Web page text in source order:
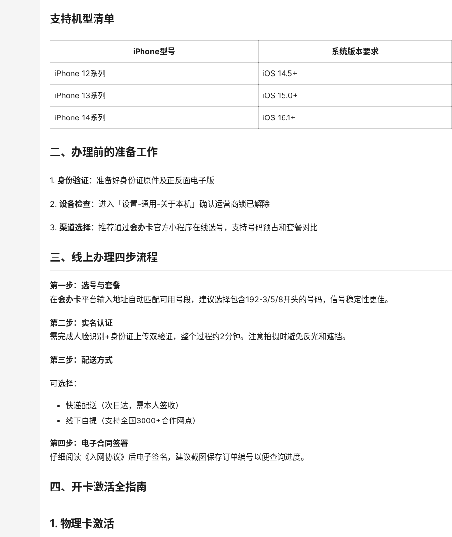
支持机型清单
iPhone型号 系统版本要求
iPhone 12系列 iOS 14.5+
iPhone 13系列 iOS 15.0+
iPhone 14系列 iOS 16.1+
二、办理前的准备工作
1. 身份验证：准备好身份证原件及正反面电子版
2. 设备检查：进入「设置-通用-关于本机」确认运营商锁已解除
3. 渠道选择：推荐通过会办卡官方小程序在线选号，支持号码预占和套餐对比
三、线上办理四步流程
第一步：选号与套餐
在会办卡平台输入地址自动匹配可用号段，建议选择包含192-3/5/8开头的号码，信号稳定性更佳。
第二步：实名认证
需完成人脸识别+身份证上传双验证，整个过程约2分钟。注意拍摄时避免反光和遮挡。
第三步：配送方式
可选择：
快递配送（次日达，需本人签收）
线下自提（支持全国3000+合作网点）
第四步：电子合同签署
仔细阅读《入网协议》后电子签名，建议截图保存订单编号以便查询进度。
四、开卡激活全指南
1. 物理卡激活